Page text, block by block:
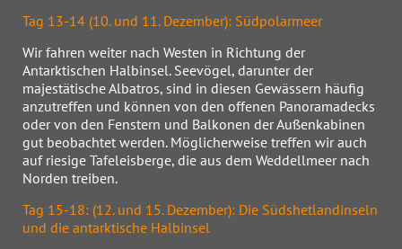
Tag 13-14 (10. und 11. Dezember): Südpolarmeer
Wir fahren weiter nach Westen in Richtung der
Antarktischen Halbinsel. Seevögel, darunter der
majestätische Albatros, sind in diesen Gewässern häufig
anzutreffen und können von den offenen Panoramadecks
oder von den Fenstern und Balkonen der Außenkabinen
gut beobachtet werden. Möglicherweise treffen wir auch
auf riesige Tafeleisberge, die aus dem Weddellmeer nach
Norden treiben.
Tag 15-18: (12. und 15. Dezember): Die Südshetlandinseln
und die antarktische Halbinsel